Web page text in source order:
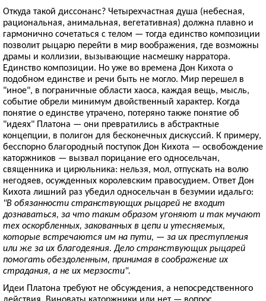
Откуда такой диссонанс? Четырехчастная душа (небесная,
рациональная, анимальная, вегетативная) должна плавно и
гармонично сочетаться с телом — тогда единство композиции
позволит рыцарю перейти в мир воображения, где возможны
драмы и коллизии, вызывающие насмешку нарратора.
Единство композиции. Но уже во времена Дон Кихота о
подобном единстве и речи быть не могло. Мир перешел в
"иное", в пограничные области хаоса, каждая вещь, мысль,
событие обрели минимум двойственный характер. Когда
понятие о единстве утрачено, потеряно также понятие об
"идеях" Платона — они превратились в абстрактные
концепции, в полигон для бесконечных дискуссий. К примеру,
бесспорно благородный поступок Дон Кихота — освобождение
каторжников — вызвал порицание его односельчан,
священника и цирюльника: нельзя, мол, отпускать на волю
негодяев, осужденных королевским правосудием. Ответ Дон
Кихота лишний раз убедил односельчан в безумии идальго:
"В обязанности странствующих рыцарей не входит
дознаваться, за что таким образом угоняют и так мучают
тех оскорбленных, закованных в цепи и утесняемых,
которые встречаются им на пути, — за их преступления
или же за их благодеяния. Дело странствующих рыцарей
помогать обездоленным, принимая в соображение их
страдания, а не их мерзости".
Идеи Платона требуют не обсуждения, а непосредственного